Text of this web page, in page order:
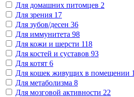
Для домашних питомцев 2
Для зрения 17
Для зубов/десен 36
Для иммунитета 98
Для кожи и шерсти 118
Для костей и суставов 93
Для котят 6
Для кошек живущих в помещении 1
Для метаболизма 8
Для мозговой активности 22